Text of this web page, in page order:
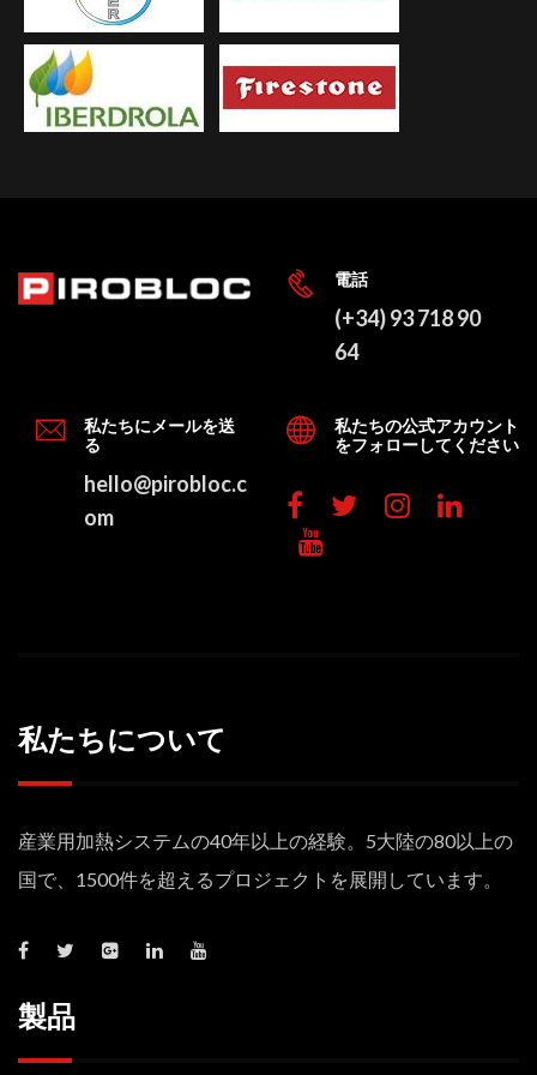
電話
(+34) 93 718 90
64
私たちにメールを送
る
hello@pirobloc.c
om
私たちの公式アカウント
をフォローしてください
私たちについて
産業用加熱システムの40年以上の経験。5大陸の80以上の
国で、1500件を超えるプロジェクトを展開しています。
製品